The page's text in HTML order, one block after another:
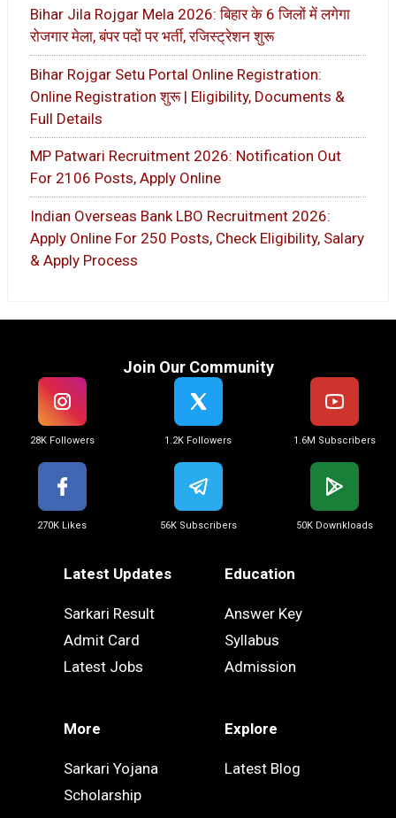
Bihar Jila Rojgar Mela 2026: बिहार के 6 जिलों में लगेगा
रोजगार मेला, बंपर पदों पर भर्ती, रजिस्ट्रेशन शुरू
Bihar Rojgar Setu Portal Online Registration:
Online Registration शुरू | Eligibility, Documents &
Full Details
MP Patwari Recruitment 2026: Notification Out
For 2106 Posts, Apply Online
Indian Overseas Bank LBO Recruitment 2026:
Apply Online For 250 Posts, Check Eligibility, Salary
& Apply Process
Join Our Community
28K Followers 1.2K Followers 1.6M Subscribers
270K Likes 56K Subscribers 50K Downkloads
Latest Updates
Sarkari Result
Admit Card
Latest Jobs
Education
Answer Key
Syllabus
Admission
More
Sarkari Yojana
Scholarship
Explore
Latest Blog